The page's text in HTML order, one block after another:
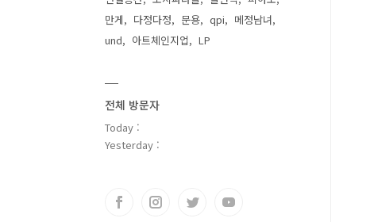
만게
다정다정 문용 qpi
메정남녀
und
아트체인지업 LP
전체 방문자
Today :
Yesterday :